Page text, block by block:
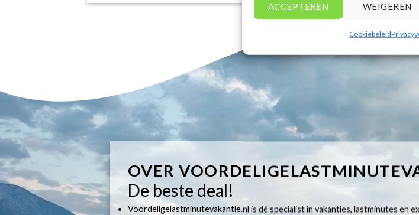
ACCEPTEREN WEIGEREN
Cookiebeleid
OVER
De beste deal!
Voordeligelastminutevakantie.nl is dé specialist in vakanties, lastminutes en